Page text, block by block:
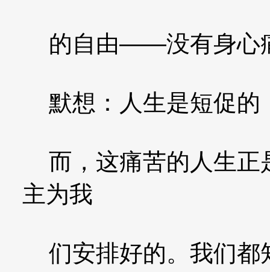
的自由——没有身心
默想：人生是短促的
而，这痛苦的人生
主为我
们安排好的。我们都